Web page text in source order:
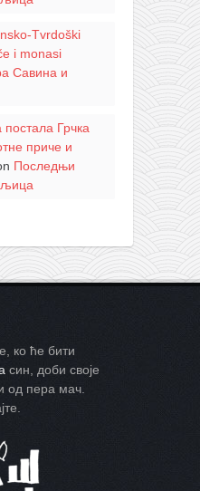
Tvrdoški
i monasi
Савина и
постала Грчка
приче и
Последњи
ко ће бити
син, доби своје
од пера мач.